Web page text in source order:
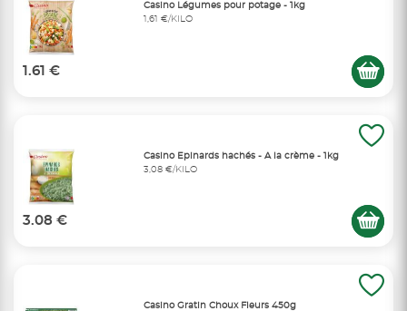
Casino Légumes pour potage - 1kg
1,61 €/KILO
1.61 €
Casino Epinards hachés - A la crème - 1kg
3,08 €/KILO
3.08 €
Casino Gratin Choux Fleurs 450g